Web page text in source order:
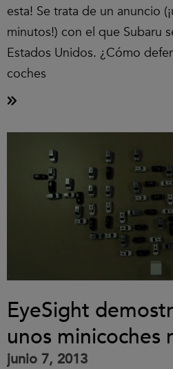
esta! Se trata de un anuncio
minutos!) con el que Subaru
Estados Unidos. ¿Cómo
coches
EyeSight
unos minicoches
junio 7, 2013